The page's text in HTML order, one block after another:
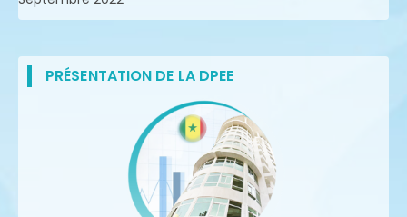
PRÉSENTATION DE LA DPEE